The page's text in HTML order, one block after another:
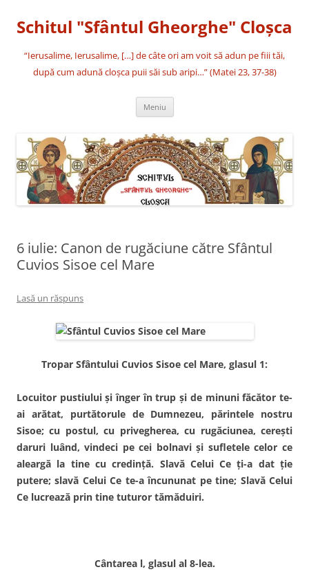
conținut
Schitul "Sfântul Gheorghe" Cloşca
“Ierusalime, Ierusalime, […] de câte ori am voit să adun pe fiii tăi,
după cum adună cloşca puii săi sub aripi…” (Matei 23, 37-38)
Meniu
6 iulie: Canon de rugăciune către Sfântul
Cuvios Sisoe cel Mare
Lasă un răspuns
Tropar Sfântului Cuvios Sisoe cel Mare, glasul 1:
Locuitor pustiului şi înger în trup şi de minuni făcător te-
ai arătat, purtătorule de Dumnezeu, părintele nostru
Sisoe; cu postul, cu privegherea, cu rugăciunea, cereşti
daruri luând, vindeci pe cei bolnavi şi sufletele celor ce
aleargă la tine cu credinţă. Slavă Celui Ce ţi-a dat ţie
putere; slavă Celui Ce te-a încununat pe tine; Slavă Celui
Ce lucrează prin tine tuturor tămăduiri.
Cântarea l, glasul al 8-lea.